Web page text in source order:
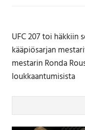
UFC 207 toi häkkiin
kääpiösarjan
mestarin Ronda
loukkaantumisista